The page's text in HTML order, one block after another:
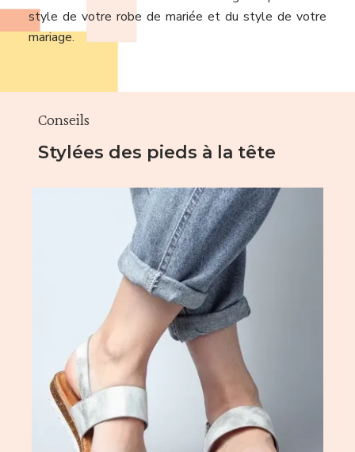
style de votre robe de mariée et du style de votre
mariage.
Conseils
Stylées des pieds à la tête